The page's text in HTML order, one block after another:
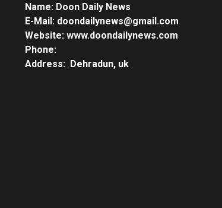
Name: Doon Daily News
E-Mail: doondailynews@gmail.com
Website: www.doondailynews.com
Phone:
Address: Dehradun, uk